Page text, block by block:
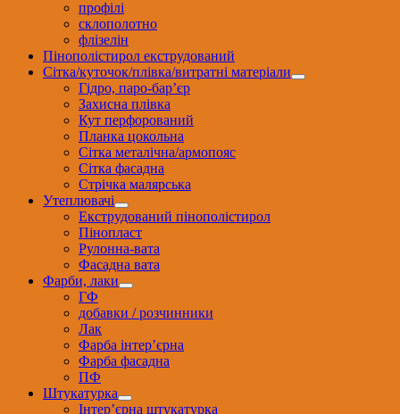
профілі
склополотно
флізелін
Пінополістирол екструдований
Сітка/куточок/плівка/витратні матеріали
Гідро, паро-бар’єр
Захисна плівка
Кут перфорований
Планка цокольна
Сітка металічна/армопояс
Сітка фасадна
Стрічка малярська
Утеплювачі
Екструдований пінополістирол
Пінопласт
Рулонна-вата
Фасадна вата
Фарби, лаки
ГФ
добавки / розчинники
Лак
Фарба інтер’єрна
Фарба фасадна
ПФ
Штукатурка
Інтер’єрна штукатурка